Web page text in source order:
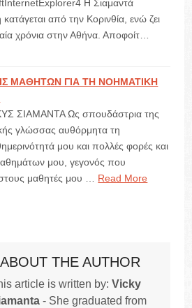
Η Σιαμαντά
κατάγεται από την Κορινθία, ενώ ζει
χρόνια στην Αθήνα. Αποφοίτ…
ΜΑΘΗΤΩΝ ΓΙΑ ΤΗ ΝΟΗΜΑΤΙΚΗ
ΣΙΑΜΑΝΤΑ Ως σπουδάστρια της
γλώσσας αυθόρμητα τη
μου και πολλές φορές και
μου, γεγονός που
μαθητές μου …
Read More
ABOUT THE AUTHOR
article is written by:Vicky
- She graduated from